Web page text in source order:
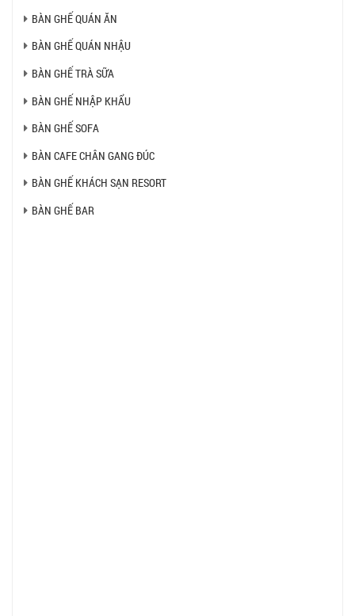
BÀN GHẾ QUÁN ĂN
BÀN GHẾ QUÁN NHẬU
BÀN GHẾ TRÀ SỮA
BÀN GHẾ NHẬP KHẨU
BÀN GHẾ SOFA
BÀN CAFE CHÂN GANG ĐÚC
BÀN GHẾ KHÁCH SẠN RESORT
BÀN GHẾ BAR